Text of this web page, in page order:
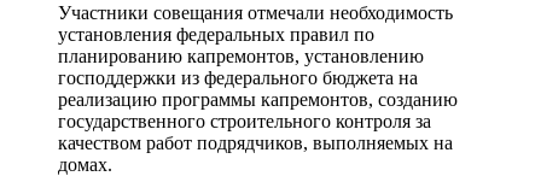
Участники совещания отмечали необходимость
установления федеральных правил по
планированию капремонтов, установлению
господдержки из федерального бюджета на
реализацию программы капремонтов, созданию
государственного строительного контроля за
качеством работ подрядчиков, выполняемых на
домах.